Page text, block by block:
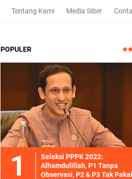
Tentang Kami Media Siber
POPULER
Seleksi PPPK 2022:
Alhamdulillah, P1 Tanpa
Observasi, P2 & P3 Tak Pakai